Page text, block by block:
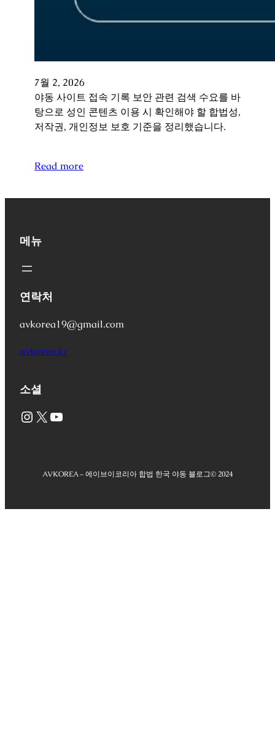
7월 2, 2026
야동 사이트 접속 기록 보안 관련 검색 수요를 바
탕으로 성인 콘텐츠 이용 시 확인해야 할 합법성,
저작권, 개인정보 보호 기준을 정리했습니다.
Read more
메뉴
연락처
avkorea19@gmail.com
avkorea.kr
소셜
Instagram X YouTube
AVKOREA – 에이브이코리아 합법 한국 야동 블로그© 2024